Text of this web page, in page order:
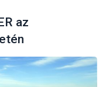
az